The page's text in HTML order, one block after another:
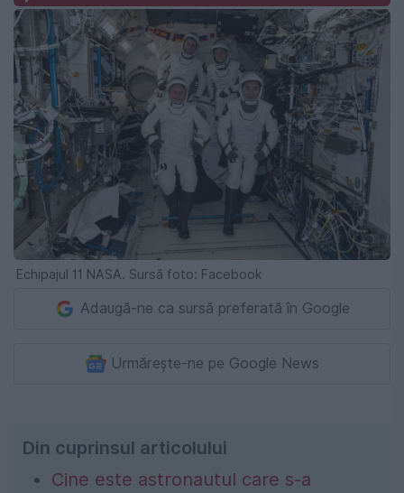
Echipajul 11 NASA. Sursă foto: Facebook
Adaugă-ne ca sursă preferată în Google
Urmărește-ne pe Google News
Din cuprinsul articolului
Cine este astronautul care s-a